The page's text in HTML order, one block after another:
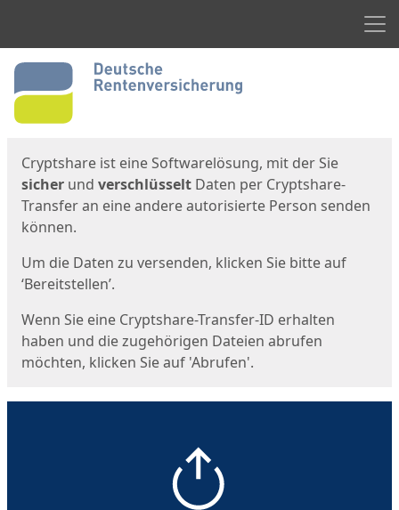
Start
Cryptshare ist eine Softwarelösung, mit der Sie
sicher und verschlüsselt Daten per Cryptshare-
Transfer an eine andere autorisierte Person senden
können.
Um die Daten zu versenden, klicken Sie bitte auf
‘Bereitstellen’.
Wenn Sie eine Cryptshare-Transfer-ID erhalten
haben und die zugehörigen Dateien abrufen
möchten, klicken Sie auf 'Abrufen'.